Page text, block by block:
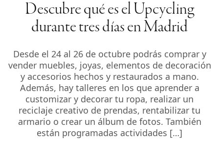
Descubre qué es el Upcycling
durante tres días en Madrid
Desde el 24 al 26 de octubre podrás comprar y
vender muebles, joyas, elementos de decoración
y accesorios hechos y restaurados a mano.
Además, hay talleres en los que aprender a
customizar y decorar tu ropa, realizar un
reciclaje creativo de prendas, rentabilizar tu
armario o crear un álbum de fotos. También
están programadas actividades […]